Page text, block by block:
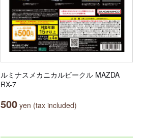
ルミナスメカニカルビークル MAZDA
RX-7
500 yen (tax included)